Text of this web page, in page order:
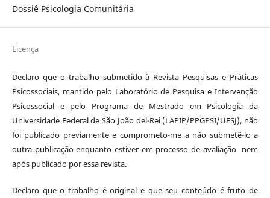
Dossiê Psicologia Comunitária
Licença
Declaro que o trabalho submetido à Revista Pesquisas e Práticas
Psicossociais, mantido pelo Laboratório de Pesquisa e Intervenção
Psicossocial e pelo Programa de Mestrado em Psicologia da
Universidade Federal de São João del-Rei (LAPIP/PPGPSI/UFSJ), não
foi publicado previamente e comprometo-me a não submetê-lo a
outra publicação enquanto estiver em processo de avaliação nem
após publicado por essa revista.
Declaro que o trabalho é original e que seu conteúdo é fruto de